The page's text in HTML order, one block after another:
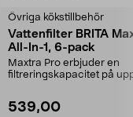
Övriga kökstillbehör
Vattenfilter BRITA
All-In-1, 6-pack
Maxtra Pro erbjuder en
filtreringskapacitet på
539,00